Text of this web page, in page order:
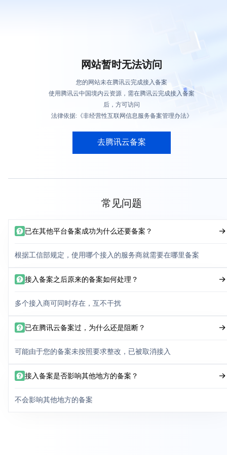
网站暂时无法访问
您的网站未在腾讯云完成接入备案
使用腾讯云中国境内云资源，需在腾讯云完成接入备案
后，方可访问
法律依据:《非经营性互联网信息服务备案管理办法》
去腾讯云备案
常见问题
已在其他平台备案成功为什么还要备案？
根据工信部规定，使用哪个接入的服务商就需要在哪里备案
接入备案之后原来的备案如何处理？
多个接入商可同时存在，互不干扰
已在腾讯云备案过，为什么还是阻断？
可能由于您的备案未按照要求整改，已被取消接入
接入备案是否影响其他地方的备案？
不会影响其他地方的备案